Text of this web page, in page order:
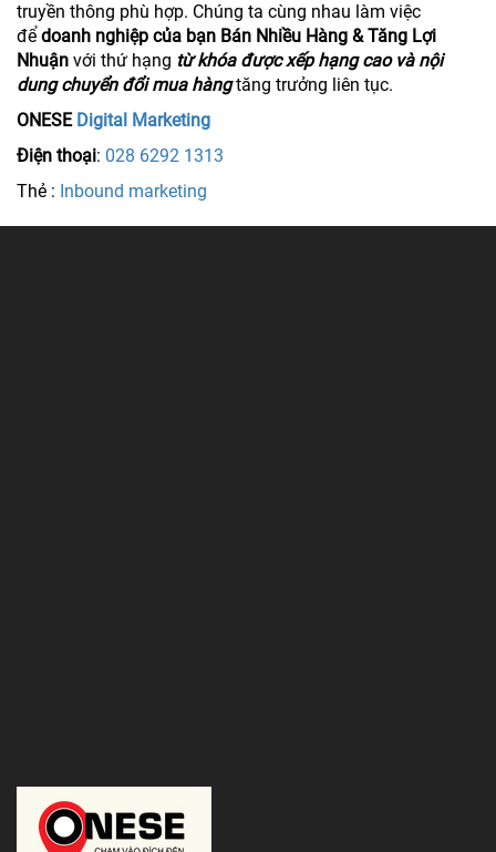
truyền thông phù hợp. Chúng ta cùng nhau làm việc
để doanh nghiệp của bạn Bán Nhiều Hàng & Tăng Lợi
Nhuận với thứ hạng từ khóa được xếp hạng cao và nội
dung chuyển đổi mua hàngtăng trưởng liên tục.
ONESE Digital Marketing
Điện thoại: 028 6292 1313
Thẻ : Inbound marketing